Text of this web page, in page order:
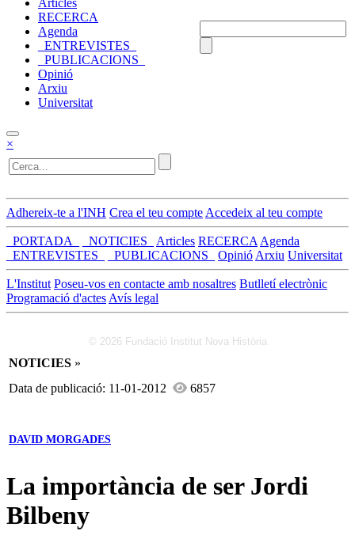
Articles
RECERCA
Agenda
_ENTREVISTES_
_PUBLICACIONS_
Opinió
Arxiu
Universitat
×
Adhereix-te a l'INH Crea el teu compte Accedeix al teu compte
_PORTADA_ _NOTICIES_ Articles RECERCA Agenda
_ENTREVISTES_
_PUBLICACIONS_ Opinió Arxiu Universitat
L'Institut Poseu-vos en contacte amb nosaltres Butlletí electrònic
Programació d'actes Avís legal
© 2026 Fundació Institut Nova Història
NOTICIES »
Data de publicació: 11-01-2012
6857
DAVID MORGADES
La importància de ser Jordi
Bilbeny